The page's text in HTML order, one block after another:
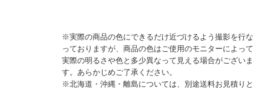
※実際の商品の色にできるだけ近づけるよう撮影を行な
っておりますが、商品の色はご使用のモニターによって
実際の明るさや色と多少異なって見える場合がございま
す。あらかじめご了承ください。
※北海道・沖縄・離島については、別途送料お見積りと